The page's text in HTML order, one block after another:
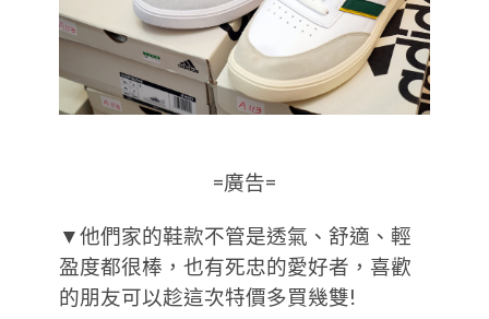
=廣告=
▼他們家的鞋款不管是透氣、舒適、輕
盈度都很棒，也有死忠的愛好者，喜歡
的朋友可以趁這次特價多買幾雙!